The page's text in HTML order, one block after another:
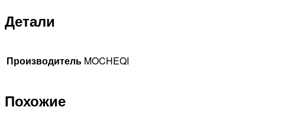
Детали
Производитель MOCHEQI
Похожие